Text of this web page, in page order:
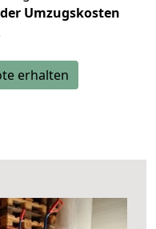
Umzugskosten
erhalten